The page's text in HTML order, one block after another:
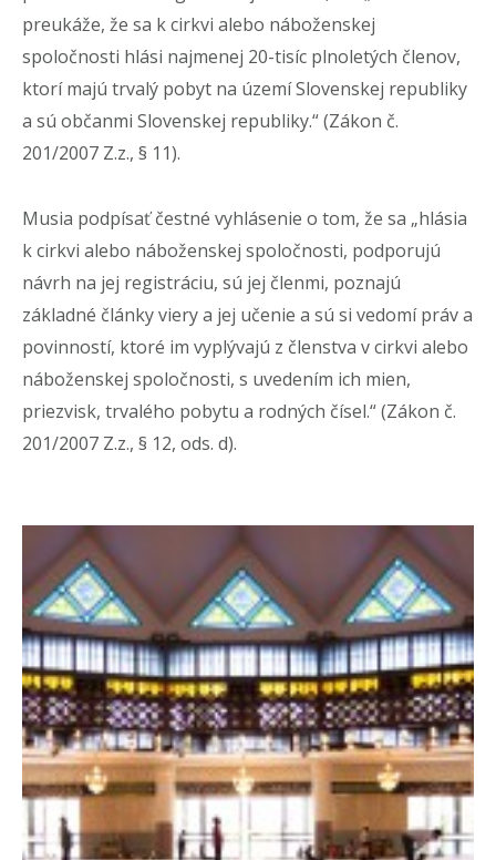
preukáže, že sa k cirkvi alebo náboženskej
spoločnosti hlási najmenej 20-tisíc plnoletých členov,
ktorí majú trvalý pobyt na území Slovenskej republiky
a sú občanmi Slovenskej republiky.“ (Zákon č.
201/2007 Z.z., § 11).
Musia podpísať čestné vyhlásenie o tom, že sa „hlásia
k cirkvi alebo náboženskej spoločnosti, podporujú
návrh na jej registráciu, sú jej členmi, poznajú
základné články viery a jej učenie a sú si vedomí práv a
povinností, ktoré im vyplývajú z členstva v cirkvi alebo
náboženskej spoločnosti, s uvedením ich mien,
priezvisk, trvalého pobytu a rodných čísel.“ (Zákon č.
201/2007 Z.z., § 12, ods. d).